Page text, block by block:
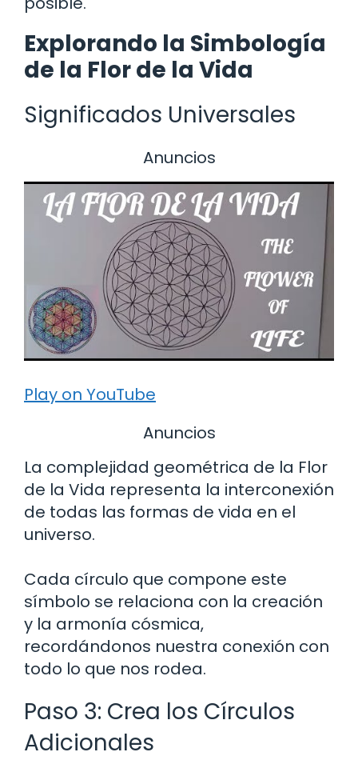
Explorando la Simbología
de la Flor de la Vida
Significados Universales
Anuncios
Play on YouTube
Anuncios
La complejidad geométrica de la Flor
de la Vida representa la interconexión
de todas las formas de vida en el
universo.
Cada círculo que compone este
símbolo se relaciona con la creación
y la armonía cósmica,
recordándonos nuestra conexión con
todo lo que nos rodea.
Paso 3: Crea los Círculos
Adicionales